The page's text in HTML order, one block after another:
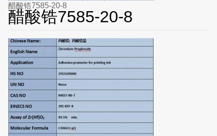
醋酸锆7585-20-8
醋酸锆7585-20-8